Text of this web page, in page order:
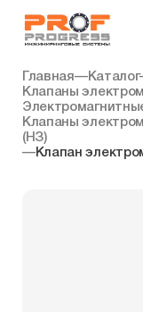
Главная—Каталог
Клапаны
Клапаны
(НЗ)
—Клапан